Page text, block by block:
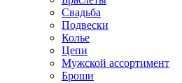
Свадьба
Подвески
Колье
Цепи
Мужской ассортимент
Броши